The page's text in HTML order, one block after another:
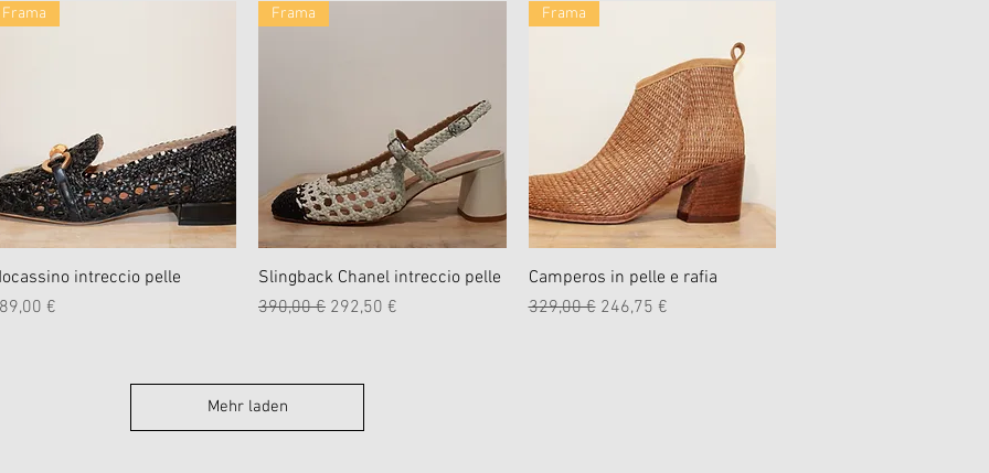
Schnellansicht
Frama
intreccio pelle
€
Schnellansicht
Frama
Slingback Chanel intreccio pelle
Standardpreis
390,00 € Sale-Preis
292,50 €
Schnellansicht
Frama
Camperos in pelle e rafia
Standardpreis
329,00 € Sale-Preis
246,75 €
Mehr laden